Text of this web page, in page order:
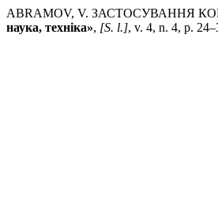
ABRAMOV, V. ЗАСТОСУВАННЯ
наука, техніка», [S. l.], v. 4, n. 4, p.